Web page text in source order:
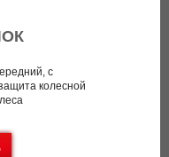
с
колесной